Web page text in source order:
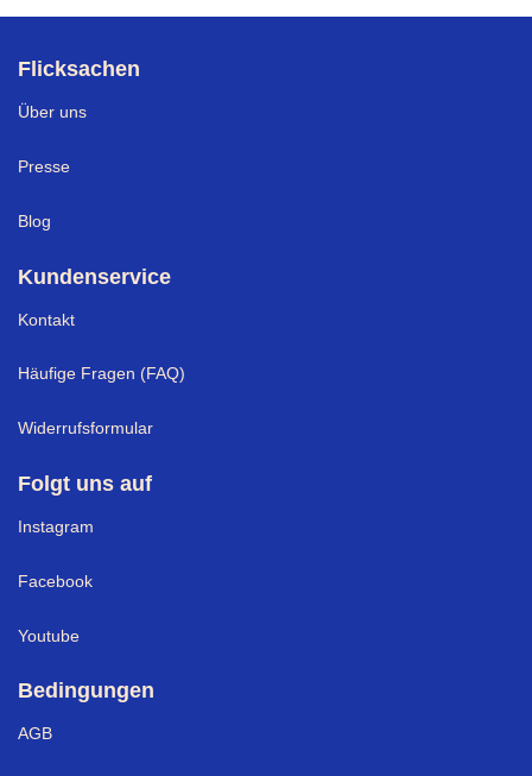
Flicksachen
Über uns
Presse
Blog
Kundenservice
Kontakt
Häufige Fragen (FAQ)
Widerrufsformular
Folgt uns auf
Instagram
Facebook
Youtube
Bedingungen
AGB